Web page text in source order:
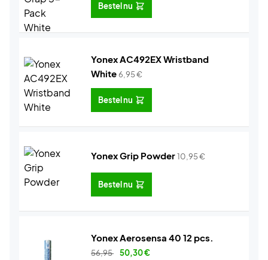
Bestel nu
Yonex AC492EX Wristband
White6,95€
Bestel nu
Yonex Grip Powder10,95€
Bestel nu
Yonex Aerosensa 40 12 pcs.
56,95 50,30€